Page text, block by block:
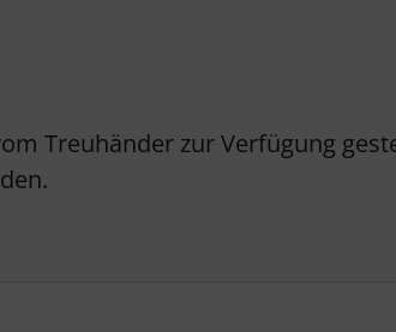
Treuhänder zur Verfügung